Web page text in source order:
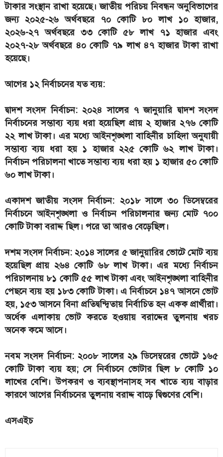
টাকার সংস্থান রাখা হয়েছে। জাতীয় পরিচয় নিবন্ধন অনুবিভাগের
জন্য ২০২৫-২৬ অর্থবছরে ৭০ কোটি ৮০ লাখ ১০ হাজার,
২০২৬-২৭ অর্থবছরে ৩৩ কোটি ৫৮ লাখ ৭১ হাজার এবং
২০২৭-২৮ অর্থবছরে ৪০ কোটি ৭৯ লাখ ৪৭ হাজার টাকা রাখা
হয়েছে।
আগের ১২ নির্বাচনের যত ব্যয়:
দ্বাদশ সংসদ নির্বাচন: ২০২৪ সালের ৭ জানুয়ারি দ্বাদশ সংসদ
নির্বাচনের সম্ভাব্য ব্যয় ধরা হয়েছিল প্রায় ২ হাজার ২৭৬ কোটি
২২ লাখ টাকা। এর মধ্যে আইনশৃঙ্খলা বাহিনীর চাহিদা অনুযায়ী
সম্ভাব্য ব্যয় ধরা হয় ১ হাজার ২২৫ কোটি ৬২ লাখ টাকা।
নির্বাচন পরিচালনা খাতে সম্ভাব্য ব্যয় ধরা হয় ১ হাজার ৫০ কোটি
৬০ লাখ টাকা।
একাদশ জাতীয় সংসদ নির্বাচন: ২০১৮ সালে ৩০ ডিসেম্বরের
নির্বাচনে আইনশৃঙ্খলা ও নির্বাচন পরিচালনার জন্য মোট ৭০০
কোটি টাকা বরাদ্দ ছিল। পরে তা আরও বেড়েছিল।
দশম সংসদ নির্বাচন: ২০১৪ সালের ৫ জানুয়ারির ভোটে মোট ব্যয়
হয়েছিল প্রায় ২৬৪ কোটি ৬৮ লাখ টাকা। এর মধ্যে নির্বাচন
পরিচালনায় ৮১ কোটি ৫৫ লাখ টাকা এবং আইনশৃঙ্খলা বাহিনীর
পেছনে ব্যয় হয় ১৮৩ কোটি টাকা। এ নির্বাচনে ১৪৭ আসনে ভোট
হয়, ১৫৩ আসনে বিনা প্রতিদ্বন্দ্বিতায় নির্বাচিত হন একক প্রার্থীরা।
অর্ধেক এলাকায় ভোট করতে হওয়ায় বরাদ্দের তুলনায় খরচ
অনেক কমে আসে।
নবম সংসদ নির্বাচন: ২০০৮ সালের ২৯ ডিসেম্বরের ভোটে ১৬৫
কোটি টাকা ব্যয় হয়; সে নির্বাচনে ভোটার ছিল ৮ কোটি ১০
লাখের বেশি। উপকরণ ও ব্যবস্থাপনাসহ সব খাতে ব্যয় বাড়ার
কারণে আগের নির্বাচনের তুলনায় বরাদ্দ বাড়ে দ্বিগুণের বেশি।
এসএইচ